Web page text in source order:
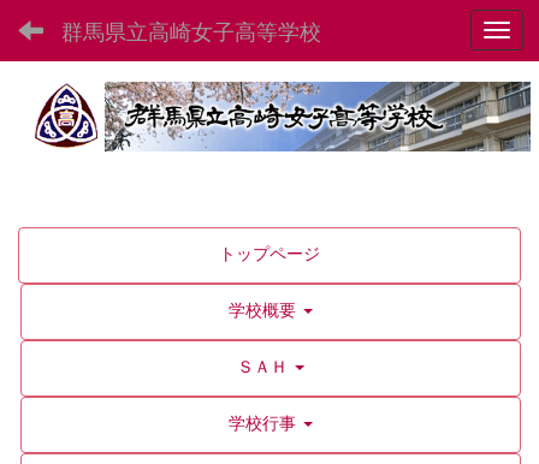
群馬県立高崎女子高等学校
トップページ
学校概要
ＳＡＨ
学校行事